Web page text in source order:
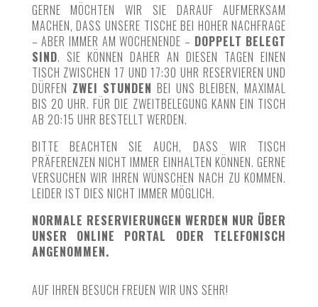
GERNE MÖCHTEN WIR SIE DARAUF AUFMERKSAM
MACHEN, DASS UNSERE TISCHE BEI HOHER NACHFRAGE
– ABER IMMER AM WOCHENENDE – DOPPELT BELEGT
SIND. SIE KÖNNEN DAHER AN DIESEN TAGEN EINEN
TISCH ZWISCHEN 17 UND 17:30 UHR RESERVIEREN UND
DÜRFEN ZWEI STUNDEN BEI UNS BLEIBEN, MAXIMAL
BIS 20 UHR. FÜR DIE ZWEITBELEGUNG KANN EIN TISCH
AB 20:15 UHR BESTELLT WERDEN.
BITTE BEACHTEN SIE AUCH, DASS WIR TISCH
PRÄFERENZEN NICHT IMMER EINHALTEN KÖNNEN. GERNE
VERSUCHEN WIR IHREN WÜNSCHEN NACH ZU KOMMEN.
LEIDER IST DIES NICHT IMMER MÖGLICH.
NORMALE RESERVIERUNGEN WERDEN NUR ÜBER
UNSER ONLINE PORTAL ODER TELEFONISCH
ANGENOMMEN.
AUF IHREN BESUCH FREUEN WIR UNS SEHR!